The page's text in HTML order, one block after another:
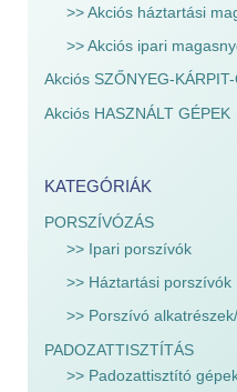
>> Akciós háztartási
>> Akciós ipari
Akciós SZŐNYEG-
Akciós HASZNÁLT GÉPEK
KATEGÓRIÁK
PORSZÍVÓZÁS
>> Ipari porszívók
>> Háztartási porszívók
>> Porszívó
PADOZATTISZTÍTÁS
>> Padozattisztító